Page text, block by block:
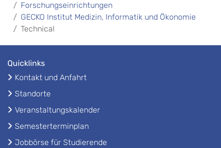
Forschungseinrichtungen
GECKO Institut Medizin, Informatik und Ökonomie
Technical
Quicklinks
Kontakt und Anfahrt
Standorte
Veranstaltungskalender
Semesterterminplan
Jobbörse für Studierende